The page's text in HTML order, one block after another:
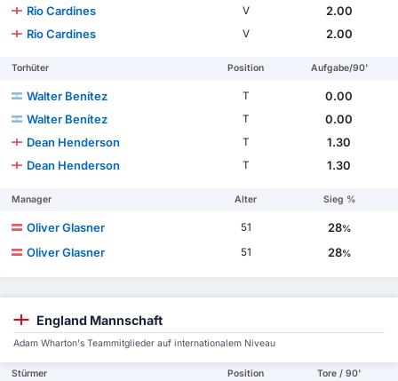
Rio Cardines V
2.00
Rio Cardines
V 2.00
Torhüter Position Aufgabe/90'
Walter Benítez T
0.00
Walter Benítez
T
0.00
Dean Henderson
T
1.30
Dean Henderson
T 1.30
Manager Alter Sieg %
Oliver Glasner 51 28%
Oliver Glasner 51 28%
England Mannschaft
Adam Wharton's Teammitglieder auf internationalem Niveau
Stürmer Position Tore / 90'